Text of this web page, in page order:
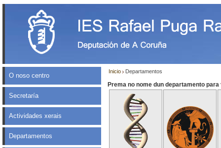
O noso centro
Secretaría
Actividades xerais
Departamentos
Inicio Departamentos
Prema no nome dun departamento